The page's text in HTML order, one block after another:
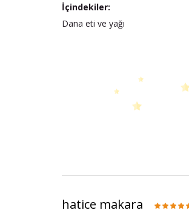
İçindekiler:
Dana eti ve yağı
hatice makara